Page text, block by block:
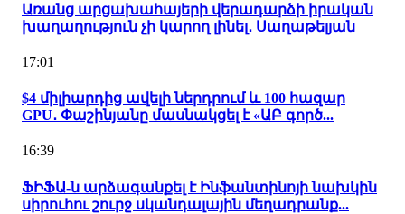
Առանց արցախահայերի վերադարձի իրական
խաղաղություն չի կարող լինել․ Սաղաթելյան
17:01
$4 միլիարդից ավելի ներդրում և 100 հազար
GPU․ Փաշինյանը մասնակցել է «ԱԲ գործ...
16:39
ՖԻՖԱ-ն արձագանքել է Ինֆանտինոյի նախկին
սիրուհու շուրջ սկանդալային մեղադրանք...